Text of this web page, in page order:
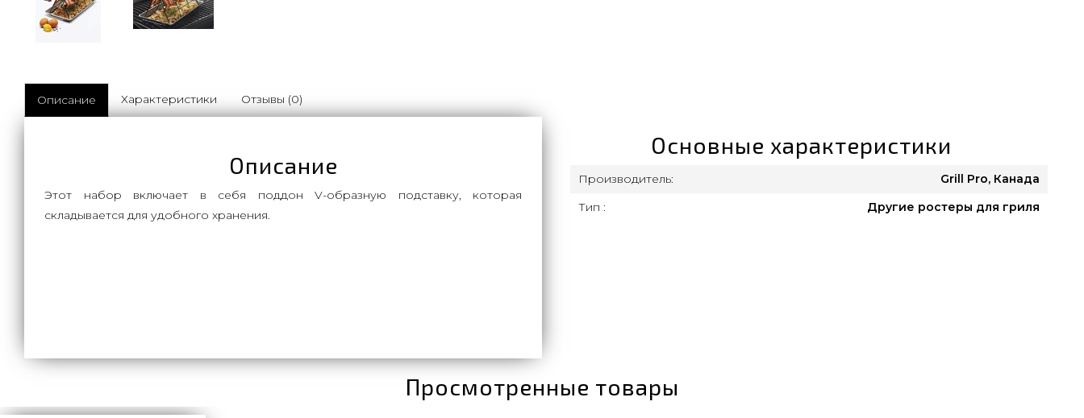
Описание Характеристики Отзывы (0)
Описание
Этот набор включает в себя поддон V-образную подставку, которая
складывается для удобного хранения.
Основные характеристики
Производитель:
Grill Pro, Канада
Тип :
Другие ростеры для гриля
Просмотренные товары